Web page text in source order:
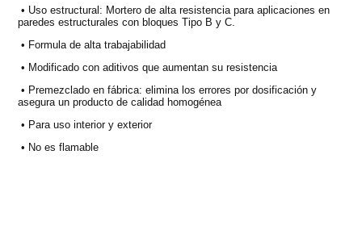
• Uso estructural: Mortero de alta resistencia para aplicaciones en
paredes estructurales con bloques Tipo B y C.
• Formula de alta trabajabilidad
• Modificado con aditivos que aumentan su resistencia
• Premezclado en fábrica: elimina los errores por dosificación y
asegura un producto de calidad homogénea
• Para uso interior y exterior
• No es flamable